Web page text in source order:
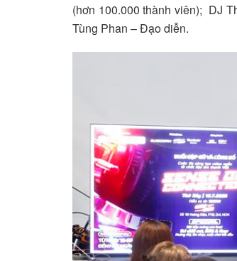
(hơn 100.000 thành viên); DJ
Tùng Phan – Đạo diễn.